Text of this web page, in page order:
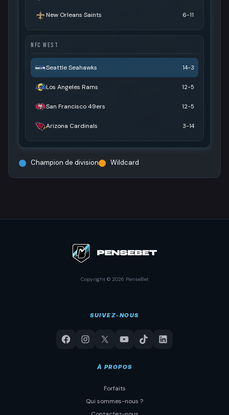
New Orleans Saints 6-11
NFC WEST
Seattle Seahawks 14-3
Los Angeles Rams 12-5
San Francisco 49ers 12-5
Arizona Cardinals 3-14
Champion de division Wildcard
Copyright © 2026 PenseBet
SUIVEZ-NOUS
À PROPOS
Forfaits
Qui sommes-nous ?